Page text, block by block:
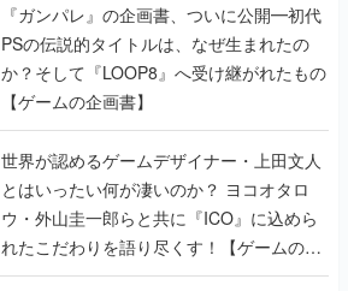
『ガンパレ』の企画書、ついに公開━初代
PSの伝説的タイトルは、なぜ生まれたの
か？そして『LOOP8』へ受け継がれたもの
【ゲームの企画書】
世界が認めるゲームデザイナー・上田文人
とはいったい何が凄いのか？ ヨコオタロ
ウ・外山圭一郎らと共に『ICO』に込めら
れたこだわりを語り尽くす！【ゲームの企
画書】